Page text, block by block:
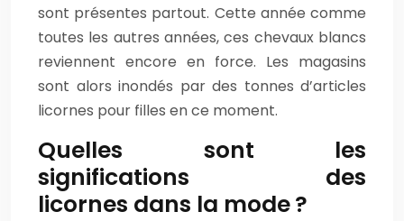
sont présentes partout. Cette année comme
toutes les autres années, ces chevaux blancs
reviennent encore en force. Les magasins
sont alors inondés par des tonnes d’articles
licornes pour filles en ce moment.
Quelles sont les
significations des
licornes dans la mode ?